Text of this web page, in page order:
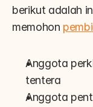
berikut adalah
memohon
Anggota
tentera
Anggota